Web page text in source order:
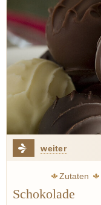
weiter
Zutaten
Schokolade